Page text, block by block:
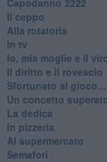
Il ceppo
Alla rotatoria
In tv
Io, mia moglie e il
Il diritto e il rovescio
Sfortunato al gioco...
Un concetto
La dedica
In pizzeria
Al supermercato
Semafori